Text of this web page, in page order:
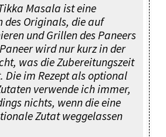
Masala ist eine
des Originals, die auf
und Grillen des Paneers
wird nur kurz in der
was die Zubereitungszeit
Die im Rezept als optional
verwende ich immer,
nichts, wenn die eine
Zutat weggelassen